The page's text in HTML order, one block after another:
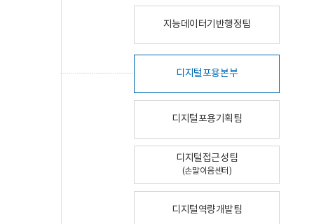
지능데이터기반행정팀
디지털포용본부
디지털포용기획팀
디지털접근성팀
(손말이음센터)
디지털역량개발팀